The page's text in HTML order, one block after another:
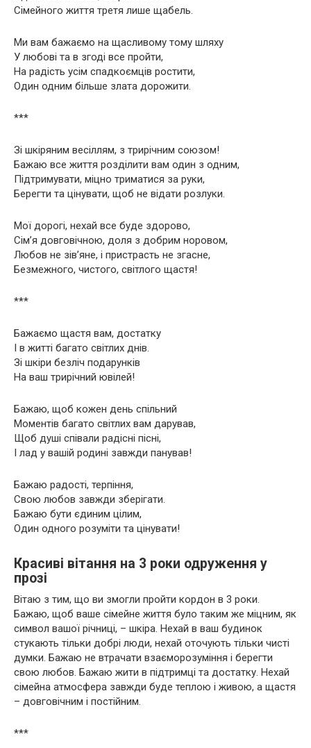
Сімейного життя третя лише щабель.
Ми вам бажаємо на щасливому тому шляху
У любові та в згоді все пройти,
На радість усім спадкоємців ростити,
Один одним більше злата дорожити.
***
Зі шкіряним весіллям, з трирічним союзом!
Бажаю все життя розділити вам один з одним,
Підтримувати, міцно триматися за руки,
Берегти та цінувати, щоб не відати розлуки.
Мої дорогі, нехай все буде здорово,
Сім’я довговічною, доля з добрим норовом,
Любов не зів’яне, і пристрасть не згасне,
Безмежного, чистого, світлого щастя!
***
Бажаємо щастя вам, достатку
І в житті багато світлих днів.
Зі шкіри безліч подарунків
На ваш трирічний ювілей!
Бажаю, щоб кожен день спільний
Моментів багато світлих вам дарував,
Щоб душі співали радісні пісні,
І лад у вашій родині завжди панував!
Бажаю радості, терпіння,
Свою любов завжди зберігати.
Бажаю бути єдиним цілим,
Один одного розуміти та цінувати!
Красиві вітання на 3 роки одруження у
прозі
Вітаю з тим, що ви змогли пройти кордон в 3 роки.
Бажаю, щоб ваше сімейне життя було таким же міцним, як
символ вашої річниці, – шкіра. Нехай в ваш будинок
стукають тільки добрі люди, нехай оточують тільки чисті
думки. Бажаю не втрачати взаєморозуміння і берегти
свою любов. Бажаю жити в підтримці та достатку. Нехай
сімейна атмосфера завжди буде теплою і живою, а щастя
– довговічним і постійним.
***